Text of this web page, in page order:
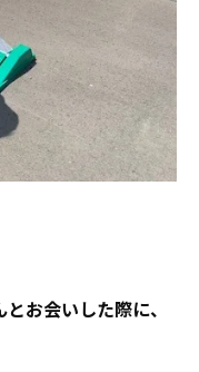
お会いした際に、